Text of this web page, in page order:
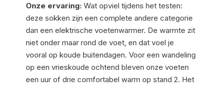
Onze ervaring: Wat opviel tijdens het testen:
deze sokken zijn een complete andere categorie
dan een elektrische voetenwarmer. De warmte zit
niet onder maar rond de voet, en dat voel je
vooral op koude buitendagen. Voor een wandeling
op een vrieskoude ochtend bleven onze voeten
een uur of drie comfortabel warm op stand 2. Het